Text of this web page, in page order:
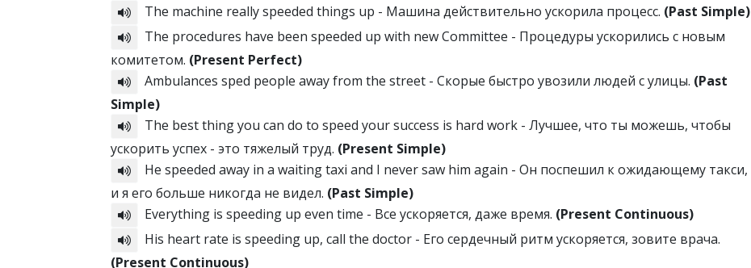
The machine really speeded things up - Машина действительно ускорила процесс. (Past Simple)
The procedures have been speeded up with new Сommittee - Процедуры ускорились с новым
комитетом. (Present Perfect)
Ambulances sped people away from the street - Скорые быстро увозили людей с улицы. (Past
Simple)
The best thing you can do to speed your success is hard work - Лучшее, что ты можешь, чтобы
ускорить успех - это тяжелый труд. (Present Simple)
He speeded away in a waiting taxi and I never saw him again - Он поспешил к ожидающему такси,
и я его больше никогда не видел. (Past Simple)
Everything is speeding up even time - Все ускоряется, даже время. (Present Continuous)
His heart rate is speeding up, call the doctor - Его сердечный ритм ускоряется, зовите врача.
(Present Continuous)